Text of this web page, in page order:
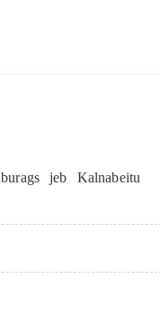
jeb Kalnabeitu